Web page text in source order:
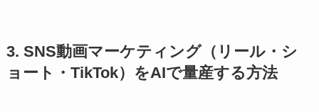
3. SNS動画マーケティング（リール・シ
ョート・TikTok）をAIで量産する方法